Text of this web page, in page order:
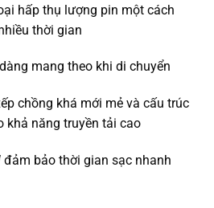
hấp thụ lượng pin một cách
thời gian
mang theo khi di chuyển
chồng khá mới mẻ và cấu trúc
khả năng truyền tải cao
đảm bảo thời gian sạc nhanh